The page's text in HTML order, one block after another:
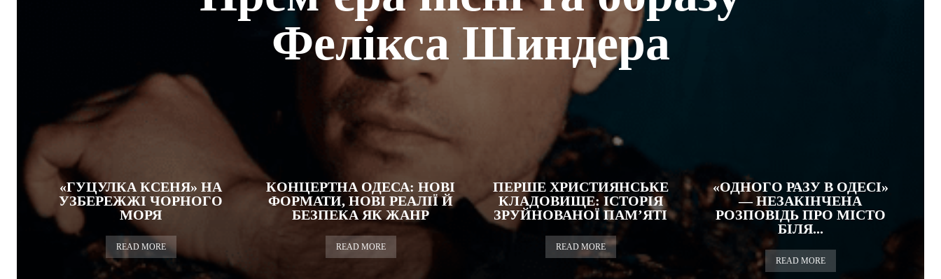
Фелікса Шиндера
«ГУЦУЛКА КСЕНЯ» НА
УЗБЕРЕЖЖІ ЧОРНОГО
МОРЯ
READ MORE
КОНЦЕРТНА ОДЕСА: НОВІ
ФОРМАТИ, НОВІ РЕАЛІЇ Й
БЕЗПЕКА ЯК ЖАНР
READ MORE
ПЕРШЕ ХРИСТИЯНСЬКЕ
КЛАДОВИЩЕ: ІСТОРІЯ
ЗРУЙНОВАНОЇ ПАМ’ЯТІ
READ MORE
«ОДНОГО РАЗУ В ОДЕСІ»
— НЕЗАКІНЧЕНА
РОЗПОВІДЬ ПРО МІСТО
БІЛЯ...
READ MORE